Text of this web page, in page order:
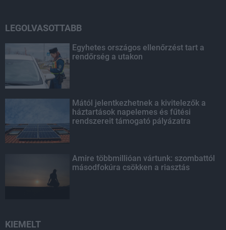
LEGOLVASOTTABB
Egyhetes országos ellenőrzést tart a
rendőrség a utakon
Mától jelentkezhetnek a kivitelezők a
háztartások napelemes és fűtési
rendszereit támogató pályázatra
Amire többmillióan vártunk: szombattól
másodfokúra csökken a riasztás
KIEMELT